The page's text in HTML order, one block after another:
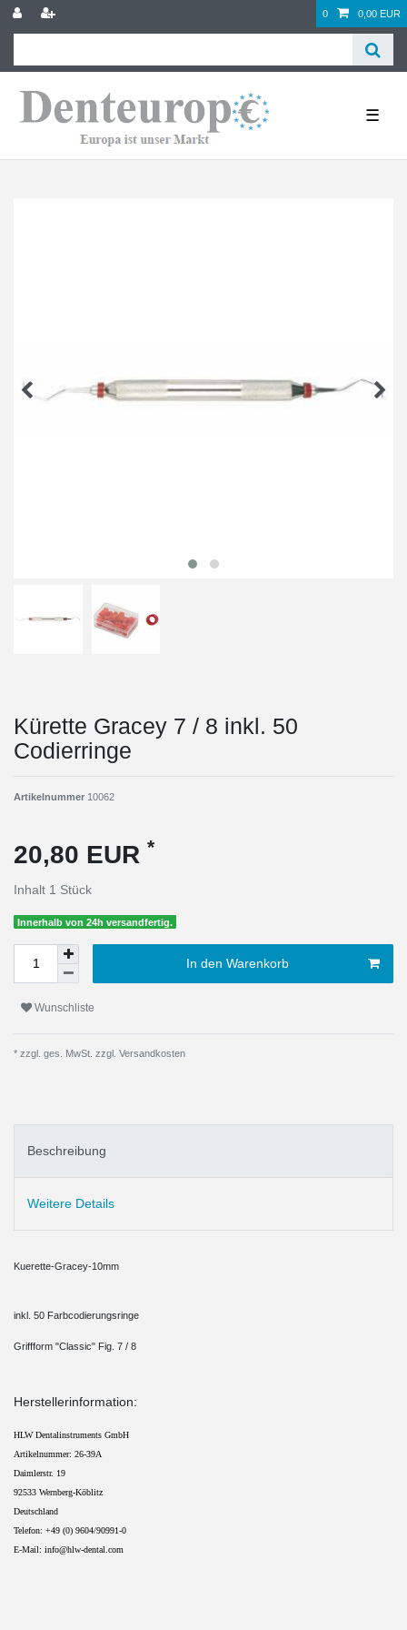
0 0,00 EUR
☰
Kürette Gracey 7 / 8 inkl. 50
Codierringe
Artikelnummer 10062
20,80 EUR *
Inhalt 1 Stück
Innerhalb von 24h versandfertig.
In den Warenkorb
Wunschliste
* zzgl. ges. MwSt. zzgl. Versandkosten
Beschreibung
Weitere Details
Kuerette-Gracey-10mm
inkl. 50 Farbcodierungsringe
Griffform "Classic" Fig. 7 / 8
Herstellerinformation:
HLW Dentalinstruments GmbH
Artikelnummer: 26-39A
Daimlerstr. 19
92533 Wernberg-Köblitz
Deutschland
Telefon: +49 (0) 9604/90991-0
E-Mail: info@hlw-dental.com